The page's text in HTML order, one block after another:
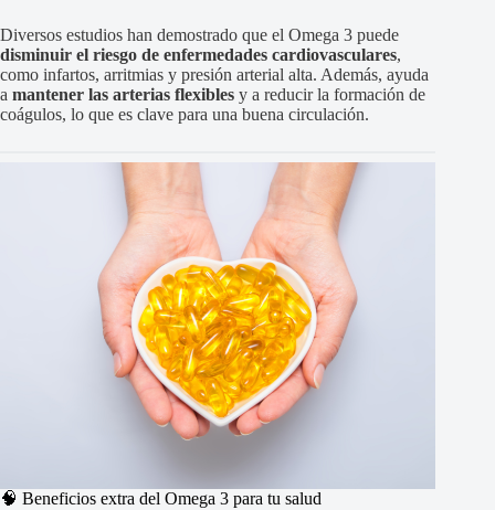
Diversos estudios han demostrado que el Omega 3 puede
disminuir el riesgo de enfermedades cardiovasculares,
como infartos, arritmias y presión arterial alta. Además, ayuda
a mantener las arterias flexibles y a reducir la formación de
coágulos, lo que es clave para una buena circulación.
🧠 Beneficios extra del Omega 3 para tu salud